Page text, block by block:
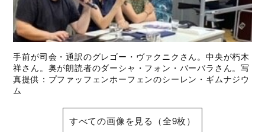
手前が司会・通訳のグレゴー・ヴァクニクさん。中央が朽木
祥さん。奥が朗読者のダーシャ・フォン・バーバラさん。写
真提供：プファッフェンホーフェンのシーレン・ギムナジウ
ム
すべての画像を見る（全9枚）